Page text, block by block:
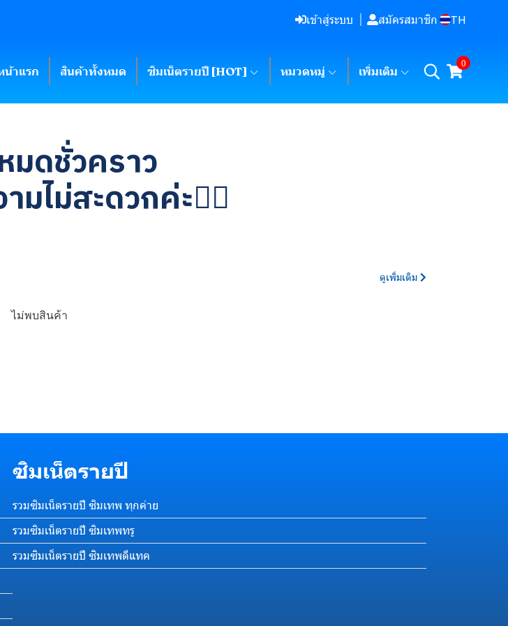
เข้าสู่ระบบ สมัครสมาชิก TH
น้าแรก สินค้าทั้งหมด ซิมเน็ตรายปี [HOT] หมวดหมู่ เพิ่มเติม
0
มดชั่วคราว
มไม่สะดวกค่ะ🙇‍♀️
ดูเพิ่มเติม
ไม่พบสินค้า
ซิมเน็ตรายปี
รวมซิมเน็ตรายปี ซิมเทพ ทุกค่าย
รวมซิมเน็ตรายปี ซิมเทพทรู
รวมซิมเน็ตรายปี ซิมเทพดีแทค